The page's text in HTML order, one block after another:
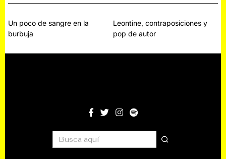
Navegación
de
entradas
Un poco de sangre en la
burbuja
Leontine, contraposiciones y
pop de autor